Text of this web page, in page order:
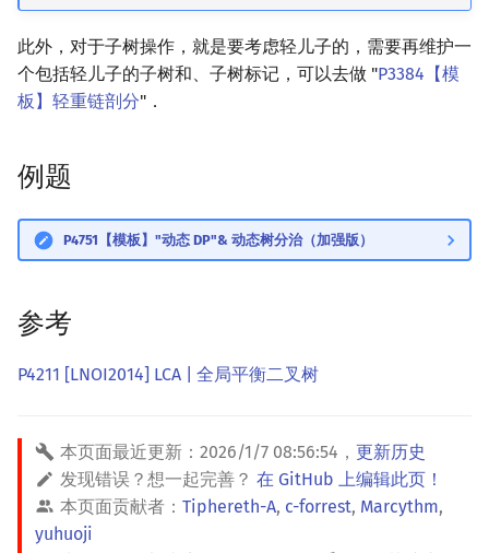
此外，对于子树操作，就是要考虑轻儿子的，需要再维护一
个包括轻儿子的子树和、子树标记，可以去做 "P3384【模
板】轻重链剖分"．
例题
P4751【模板】"动态 DP"& 动态树分治（加强版）
参考
P4211 [LNOI2014] LCA | 全局平衡二叉树
本页面最近更新： 2026/1/7 08:56:54 ， 更新历史
发现错误？想一起完善？ 在 GitHub 上编辑此页！
本页面贡献者： Tiphereth-A, c-forrest, Marcythm,
yuhuoji